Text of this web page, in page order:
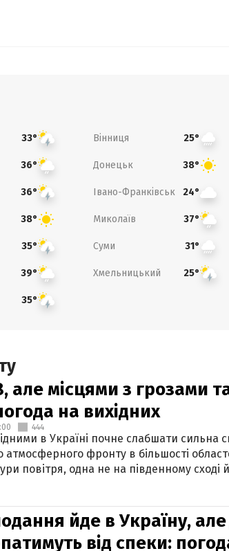
33° Вінниця 25°
36° Донецьк 38°
36° Івано-Франківськ 24°
38° Миколаїв 37°
35° Суми 31°
39° Хмельницький 25°
35°
але місцями з грозами
на вихідних
444
в Україні почне слабшати сильна
атмосферного фронту в більшості
повітря, одна не на південному сході
йде в Україну, але
від спеки: